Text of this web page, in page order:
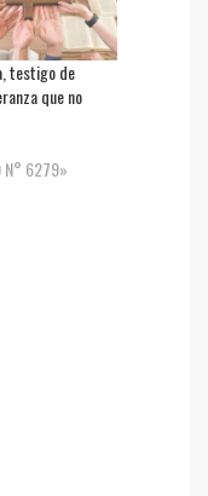
testigo de
que no
N° 6279»